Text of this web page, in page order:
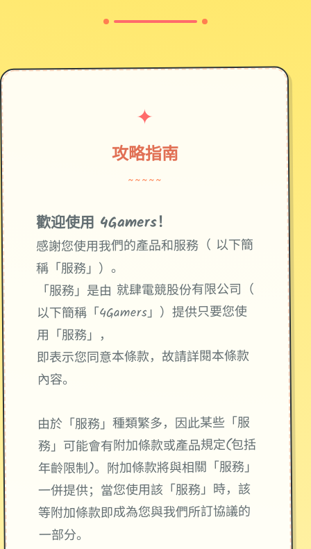
✦
攻略指南
~~~~~
歡迎使用 4Gamers！
感謝您使用我們的產品和服務（ 以下簡
稱「服務」）。
「服務」是由 就肆電競股份有限公司（
以下簡稱「4Gamers」）提供只要您使
用「服務」，
即表示您同意本條款，故請詳閱本條款
內容。
由於「服務」種類繁多，因此某些「服
務」可能會有附加條款或產品規定(包括
年齡限制)。附加條款將與相關「服務」
一併提供；當您使用該「服務」時，該
等附加條款即成為您與我們所訂協議的
一部分。